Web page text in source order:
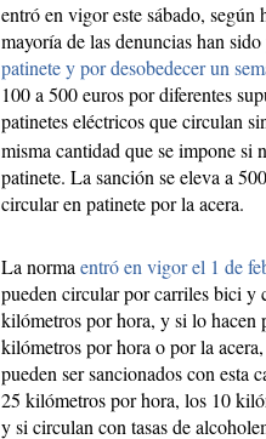
entró en vigor este sábado,
mayoría de las denuncias han sido
patinete y por desobedecer un
100 a 500 euros por diferentes
patinetes eléctricos que circulan
misma cantidad que se impone si
patinete. La sanción se eleva a
circular en patinete por la acera.
La norma entró en vigor el 1 de
pueden circular por carriles bici y
kilómetros por hora, y si lo hacen
kilómetros por hora o por la
pueden ser sancionados con esta
25 kilómetros por hora, los 10
y si circulan con tasas de